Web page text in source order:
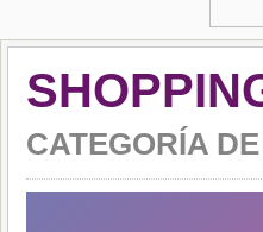
CATEGORÍA